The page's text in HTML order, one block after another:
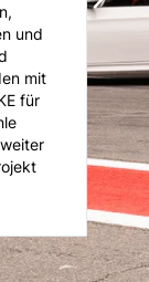
und
mit
für